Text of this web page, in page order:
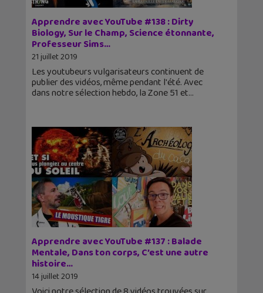
Apprendre avec YouTube #138 : Dirty
Biology, Sur le Champ, Science étonnante,
Professeur Sims…
21 juillet 2019
Les youtubeurs vulgarisateurs continuent de
publier des vidéos, même pendant l'été. Avec
dans notre sélection hebdo, la Zone 51 et
Apprendre avec YouTube #137 : Balade
Mentale, Dans ton corps, C’est une autre
histoire…
14 juillet 2019